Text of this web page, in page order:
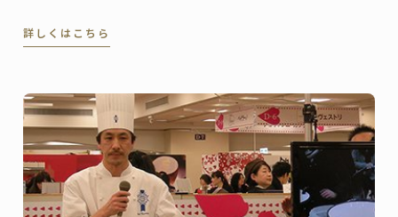
詳しくはこちら